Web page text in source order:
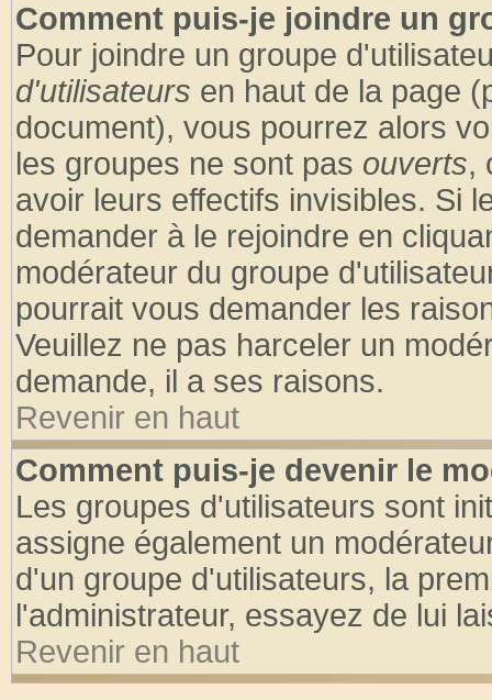
Comment puis-je joindre un
Pour joindre un groupe
d'utilisateurs en haut de la page
document), vous pourrez alors
les groupes ne sont pas ouverts,
avoir leurs effectifs invisibles. Si
demander à le rejoindre en
modérateur du groupe
pourrait vous demander les
Veuillez ne pas harceler un
demande, il a ses raisons.
Revenir en haut
Comment puis-je devenir le
Les groupes d'utilisateurs sont
assigne également un
d'un groupe d'utilisateurs, la
l'administrateur, essayez de lui
Revenir en haut